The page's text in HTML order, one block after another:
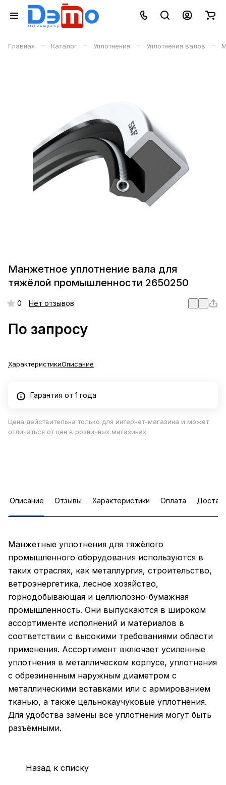
Главная – Каталог – Уплотнения – Уплотнения валов –
Манжетное уплотнение вала для
тяжёлой промышленности 2650250
0 Нет отзывов
По запросу
ХарактеристикиОписание
Гарантия от 1 года
Цена действительна только для интернет-магазина и может
отличаться от цен в розничных магазинах
Описание Отзывы Характеристики Оплата
Манжетные уплотнения для тяжёлого
промышленного оборудования используются в
таких отраслях, как металлургия, строительство,
ветроэнергетика, лесное хозяйство,
горнодобывающая и целлюлозно-бумажная
промышленность. Они выпускаются в широком
ассортименте исполнений и материалов в
соответствии с высокими требованиями области
применения. Ассортимент включает усиленные
уплотнения в металлическом корпусе, уплотнения
с обрезиненным наружным диаметром с
металлическими вставками или с армированием
тканью, а также цельнокаучуковые уплотнения.
Для удобства замены все уплотнения могут быть
разъёмными.
Назад к списку